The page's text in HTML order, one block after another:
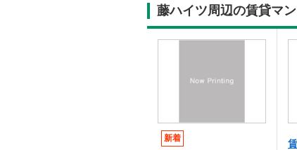
藤ハイツ周辺の賃貸マ
新着